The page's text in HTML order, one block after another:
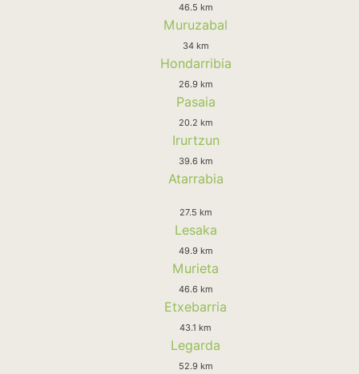
46.5 km
Muruzabal
34 km
Hondarribia
26.9 km
Pasaia
20.2 km
Irurtzun
39.6 km
Atarrabia
27.5 km
Lesaka
49.9 km
Murieta
46.6 km
Etxebarria
43.1 km
Legarda
52.9 km